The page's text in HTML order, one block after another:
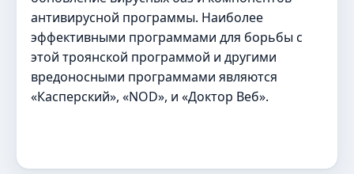
антивирусной программы. Наиболее
эффективными программами для борьбы с
этой троянской программой и другими
вредоносными программами являются
«Касперский», «NOD», и «Доктор Веб».